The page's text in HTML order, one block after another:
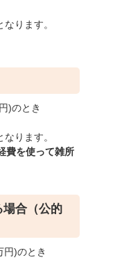
ります。
)のとき
ります。
費を使って雑所
合（公的
)のとき